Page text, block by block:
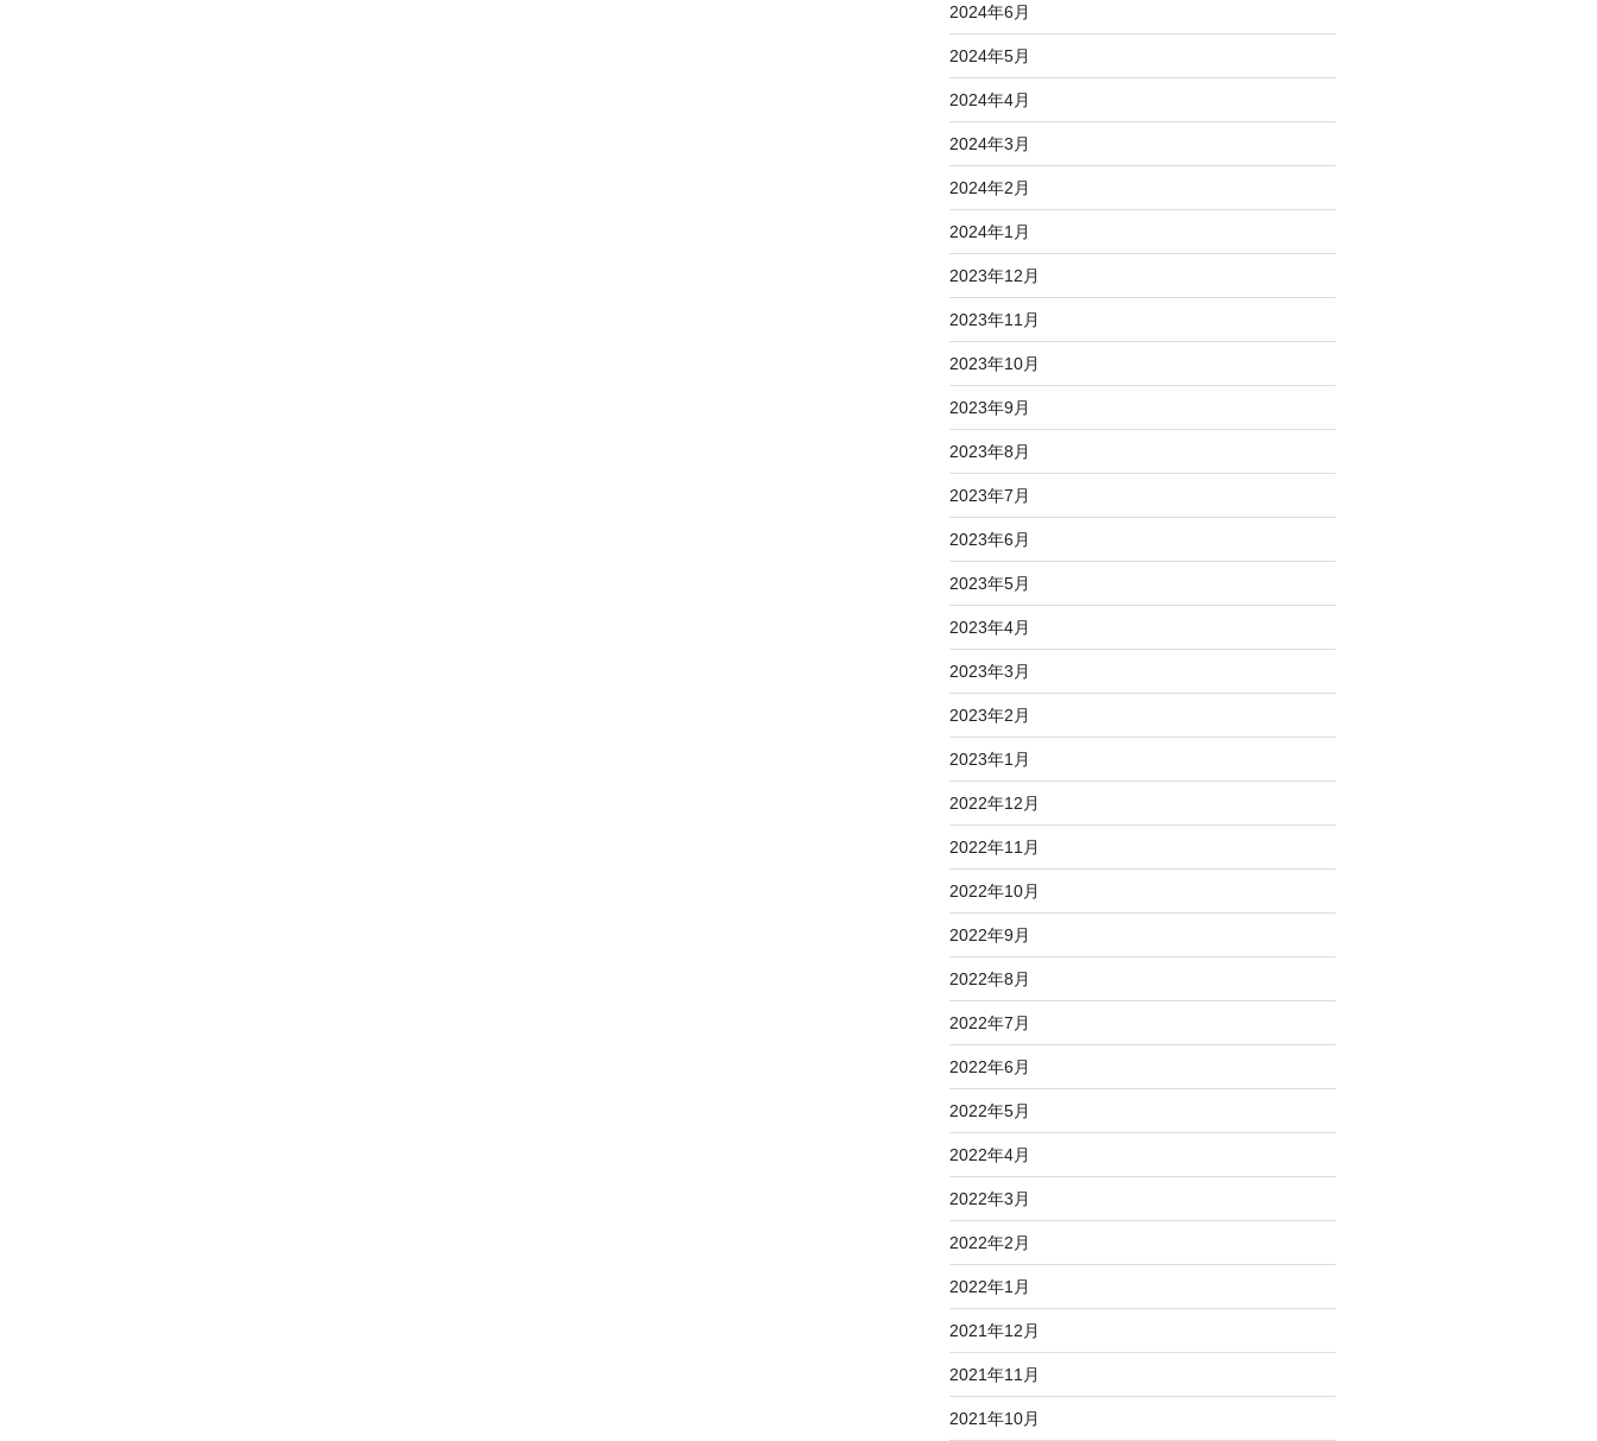
2024年6月
2024年5月
2024年4月
2024年3月
2024年2月
2024年1月
2023年12月
2023年11月
2023年10月
2023年9月
2023年8月
2023年7月
2023年6月
2023年5月
2023年4月
2023年3月
2023年2月
2023年1月
2022年12月
2022年11月
2022年10月
2022年9月
2022年8月
2022年7月
2022年6月
2022年5月
2022年4月
2022年3月
2022年2月
2022年1月
2021年12月
2021年11月
2021年10月